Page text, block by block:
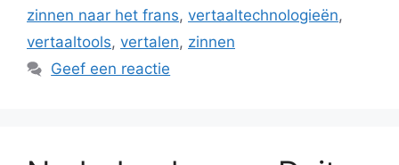
zinnen naar het frans, vertaaltechnologieën,
vertaaltools, vertalen, zinnen
Geef een reactie